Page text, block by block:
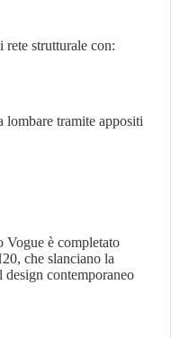
strutturale con:
lombare tramite appositi
è completato
che slanciano la
contemporaneo